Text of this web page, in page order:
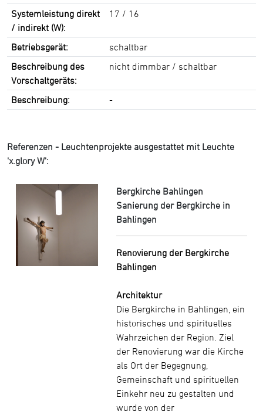
Systemleistung direkt
/ indirekt (W):
17 / 16
Betriebsgerät:
schaltbar
Beschreibung des
Vorschaltgeräts:
nicht dimmbar / schaltbar
Beschreibung: -
Referenzen - Leuchtenprojekte ausgestattet mit Leuchte
'x.glory W':
Bergkirche Bahlingen
Sanierung der Bergkirche in
Bahlingen
Renovierung der Bergkirche
Bahlingen
Architektur
Die Bergkirche in Bahlingen, ein
historisches und spirituelles
Wahrzeichen der Region. Ziel
der Renovierung war die Kirche
als Ort der Begegnung,
Gemeinschaft und spirituellen
Einkehr neu zu gestalten und
wurde von der